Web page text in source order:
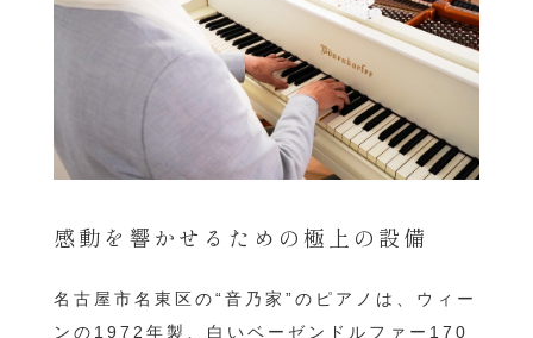
感動を響かせるための極上の設備
名古屋市名東区の“音乃家”のピアノは、ウィー
ンの1972年製、白いベーゼンドルファー170